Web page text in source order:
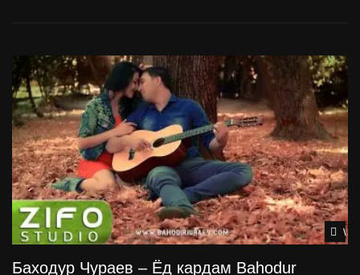
Баходур Чураев – Ёд кардам Bahodur